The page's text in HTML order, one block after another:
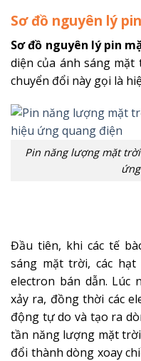
Sơ đồ nguyên lý
Sơ đồ nguyên lý pin
diện của ánh sáng
chuyển đổi này gọi là
Pin năng lượng mặt
Đầu tiên, khi các tế
sáng mặt trời, các
electron bán dẫn. Lúc
xảy ra, đồng thời các
động tự do và tạo ra
tần năng lượng mặt
đổi thành dòng xoay